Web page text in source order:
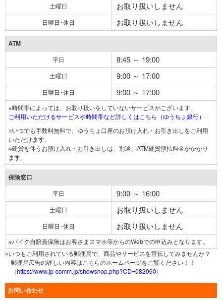
土曜日 お取り扱いしません
日曜日･休日 お取り扱いしません
ATM
平日 8:45 ～ 19:00
土曜日 9:00 ～ 17:00
日曜日･休日 9:00 ～ 17:00
※時間帯によっては、お取り扱いをしていないサービスがございます。
ご利用いただけるサービスや時間帯など詳しくはこちら（ゆうちょ銀行）
○いつでも手数料無料で、ゆうちょ口座のお預け入れ・お引き出しをご利用
いただけます。
※硬貨を伴うお預け入れ・お引き出しは、別途、ATM硬貨預払料金がかかり
ます。
保険窓口
平日 9:00 ～ 16:00
土曜日 お取り扱いしません
日曜日･休日 お取り扱いしません
※バイク自賠責保険はお客さまスマホ等からのWebでの申込みとなります。
○いつもご利用されている郵便局で、商品やサービスを宣伝してみませんか？
郵便局広告の詳しい内容はこちらのホームページをご覧ください！！
（https://www.jp-comm.jp/showshop.php?CD=082060）
お問い合わせ